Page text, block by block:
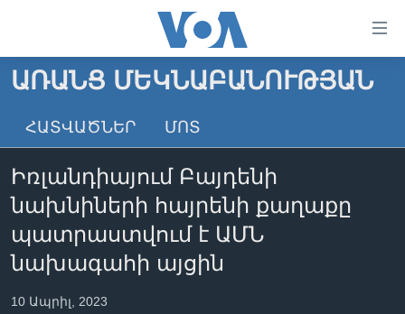
անցնել
հիմնական
անցնել
բովանդակությանը
հիմնական
բովանդակություն
ԳԼԽԱՎՈՐ ԷՋ
ԼՈՒՐԵՐ
ՏԵՍԱՆՅՈՒԹԵՐ
ՖԻԼՄԵՐ
ՄԵՐ ՄԱՍԻՆ
ԱՌԱՆՑ ՄԵԿՆԱԲԱՆՈՒԹՅԱՆ
ՀԱՏՎԱԾՆԵՐ ՄՈՏ
Իռլանդիայում Բայդենի
նախնիների հայրենի քաղաքը
պատրաստվում է ԱՄՆ
նախագահի այցին
10 Ապրիլ, 2023